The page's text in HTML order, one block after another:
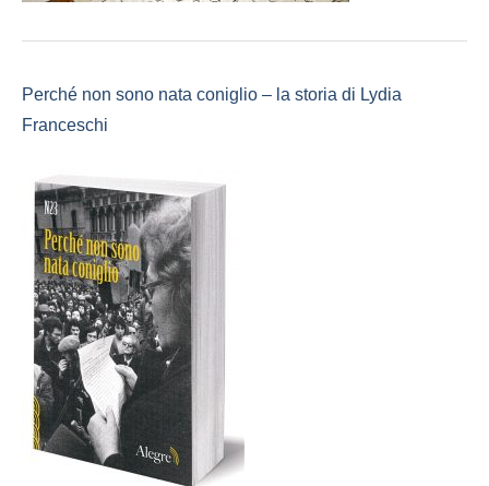
Perché non sono nata coniglio – la storia di Lydia
Franceschi